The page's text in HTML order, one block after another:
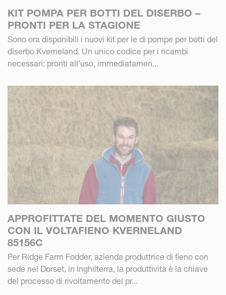
KIT POMPA PER BOTTI DEL DISERBO –
PRONTI PER LA STAGIONE
Sono ora disponibili i nuovi kit per le di pompe per botti del
diserbo Kverneland. Un unico codice per i ricambi
necessari: pronti all’uso, immediatamen...
APPROFITTATE DEL MOMENTO GIUSTO
CON IL VOLTAFIENO KVERNELAND
85156C
Per Ridge Farm Fodder, azienda produttrice di fieno con
sede nel Dorset, in Inghilterra, la produttività è la chiave
del processo di rivoltamento del pr...